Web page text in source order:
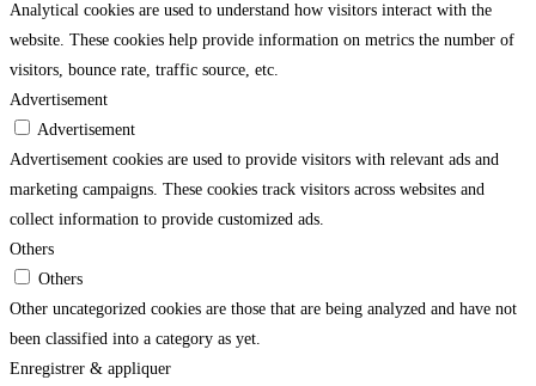
Analytical cookies are used to understand how visitors interact with the
website. These cookies help provide information on metrics the number of
visitors, bounce rate, traffic source, etc.
Advertisement
Advertisement
Advertisement cookies are used to provide visitors with relevant ads and
marketing campaigns. These cookies track visitors across websites and
collect information to provide customized ads.
Others
Others
Other uncategorized cookies are those that are being analyzed and have not
been classified into a category as yet.
Enregistrer & appliquer